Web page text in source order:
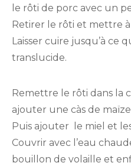
le rôti de porc avec un
Retirer le rôti et mettre
Laisser cuire jusqu’à ce
translucide.
Remettre le rôti dans la
ajouter une càs de
Puis ajouter le miel et
Couvrir avec l’eau
bouillon de volaille et